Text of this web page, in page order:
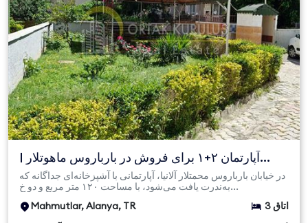
آپارتمان ۲+۱ برای فروش در بارباروس ماهوتلار |
آشپزخانه جدا و...
در خیابان بارباروس محمتلار آلانیا، آپارتمانی با آشپزخانه‌ای جداگانه که
به‌ندرت یافت می‌شود، با مساحت ۱۲۰ متر مربع و دو خ...
Mahmutlar, Alanya, TR
3 اتاق